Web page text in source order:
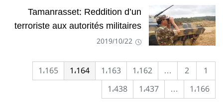
Tamanrasset: Reddition d’un
terroriste aux autorités militaires
2019/10/22
1
2
… 1٬162 1٬163 1٬164
1٬165
1٬166
… 1٬437 1٬438